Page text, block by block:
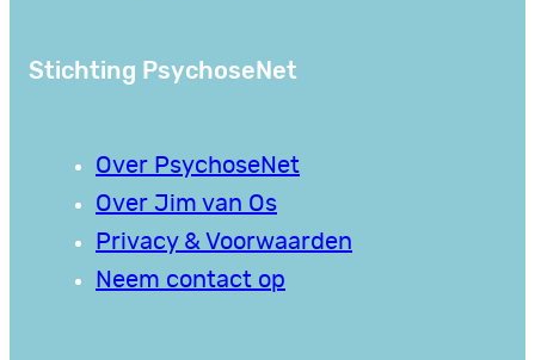
Stichting PsychoseNet
Over PsychoseNet
Over Jim van Os
Privacy & Voorwaarden
Neem contact op